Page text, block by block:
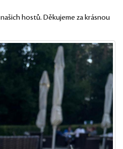
hostů. Děkujeme za krásnou